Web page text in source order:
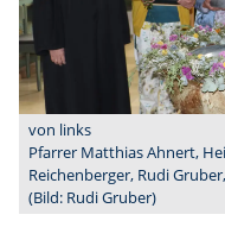
von links
Pfarrer Matthias Ahnert,
Reichenberger, Rudi
(Bild: Rudi Gruber)